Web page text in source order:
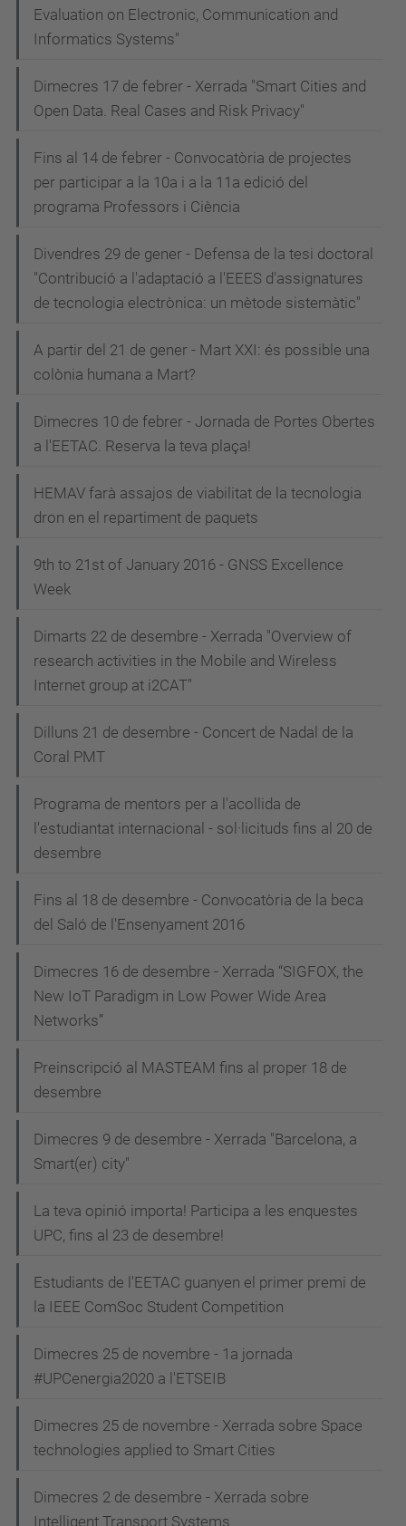
Evaluation on Electronic, Communication and
Informatics Systems"
Dimecres 17 de febrer - Xerrada "Smart Cities and
Open Data. Real Cases and Risk Privacy"
Fins al 14 de febrer - Convocatòria de projectes
per participar a la 10a i a la 11a edició del
programa Professors i Ciència
Divendres 29 de gener - Defensa de la tesi doctoral
"Contribució a l'adaptació a l'EEES d'assignatures
de tecnologia electrònica: un mètode sistemàtic"
A partir del 21 de gener - Mart XXI: és possible una
colònia humana a Mart?
Dimecres 10 de febrer - Jornada de Portes Obertes
a l'EETAC. Reserva la teva plaça!
HEMAV farà assajos de viabilitat de la tecnologia
dron en el repartiment de paquets
9th to 21st of January 2016 - GNSS Excellence
Week
Dimarts 22 de desembre - Xerrada "Overview of
research activities in the Mobile and Wireless
Internet group at i2CAT"
Dilluns 21 de desembre - Concert de Nadal de la
Coral PMT
Programa de mentors per a l'acollida de
l'estudiantat internacional - sol·licituds fins al 20 de
desembre
Fins al 18 de desembre - Convocatòria de la beca
del Saló de l'Ensenyament 2016
Dimecres 16 de desembre - Xerrada “SIGFOX, the
New IoT Paradigm in Low Power Wide Area
Networks”
Preinscripció al MASTEAM fins al proper 18 de
desembre
Dimecres 9 de desembre - Xerrada "Barcelona, a
Smart(er) city"
La teva opinió importa! Participa a les enquestes
UPC, fins al 23 de desembre!
Estudiants de l'EETAC guanyen el primer premi de
la IEEE ComSoc Student Competition
Dimecres 25 de novembre - 1a jornada
#UPCenergia2020 a l'ETSEIB
Dimecres 25 de novembre - Xerrada sobre Space
technologies applied to Smart Cities
Dimecres 2 de desembre - Xerrada sobre
Intelligent Transport Systems